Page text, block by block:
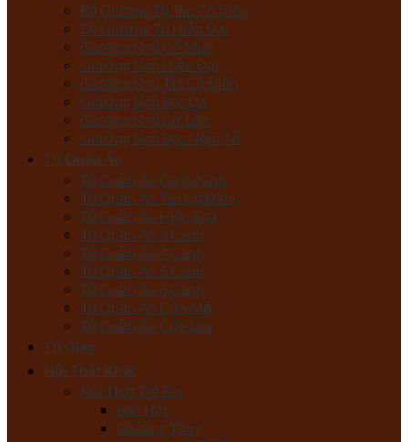
Bộ Giường Tủ Tân Cổ Điển
Bộ Giường Tủ Hiện Đại
Giường Ngủ Gỗ Mun
Giường Ngủ Hiện Đại
Giường Ngủ Tân Cổ Điển
Giường Ngủ Bọc Da
Giường Ngủ Cỡ Lớn
Giường Ngủ Bọc Nệm, Nỉ
Tủ Quần Áo
Tủ Quần Áo Cánh Kính
Tủ Quần Áo Tân Cổ Điển
Tủ Quần Áo Hiện Đại
Tủ Quần Áo 3 Cánh
Tủ Quần Áo 4 Cánh
Tủ Quần Áo 5 Cánh
Tủ Quần Áo 6 Cánh
Tủ Quần Áo Cửa Mở
Tủ Quần Áo Cửa Lùa
Tủ Giày
Nội Thất Khác
Nội Thất Trẻ Em
Bàn Học
Giường Tầng